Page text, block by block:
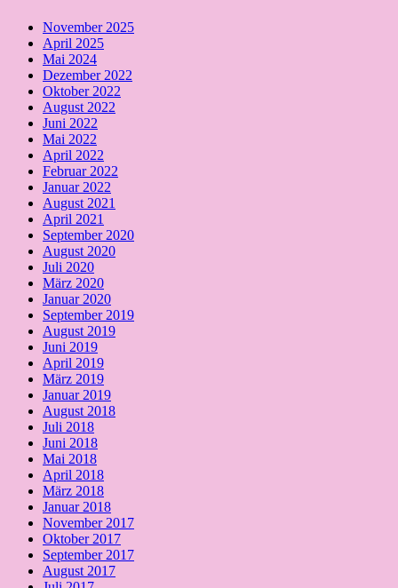
November 2025
April 2025
Mai 2024
Dezember 2022
Oktober 2022
August 2022
Juni 2022
Mai 2022
April 2022
Februar 2022
Januar 2022
August 2021
April 2021
September 2020
August 2020
Juli 2020
März 2020
Januar 2020
September 2019
August 2019
Juni 2019
April 2019
März 2019
Januar 2019
August 2018
Juli 2018
Juni 2018
Mai 2018
April 2018
März 2018
Januar 2018
November 2017
Oktober 2017
September 2017
August 2017